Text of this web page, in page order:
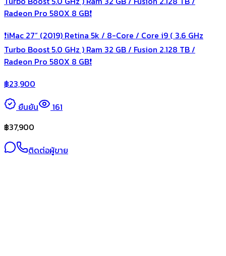
❗️iMac 27” (2019) Retina 5k / 8-Core / Core i9 ( 3.6 GHz
Turbo Boost 5.0 GHz ) Ram 32 GB / Fusion 2.128 TB /
Radeon Pro 580X 8 GB❗️
฿23,900
ยืนยัน
161
฿37,900
ติดต่อผู้ขาย